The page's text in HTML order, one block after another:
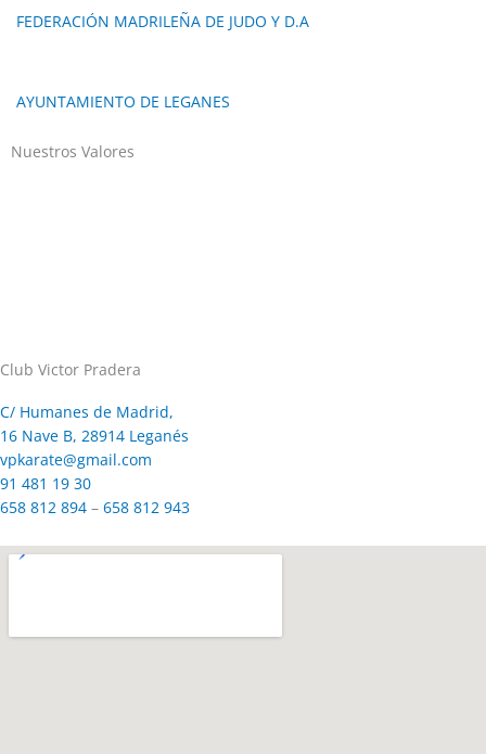
FEDERACIÓN MADRILEÑA DE JUDO Y D.A
AYUNTAMIENTO DE LEGANES
Nuestros Valores
Club Victor Pradera
C/ Humanes de Madrid,
16 Nave B, 28914 Leganés
vpkarate@gmail.com
91 481 19 30
658 812 894 – 658 812 943